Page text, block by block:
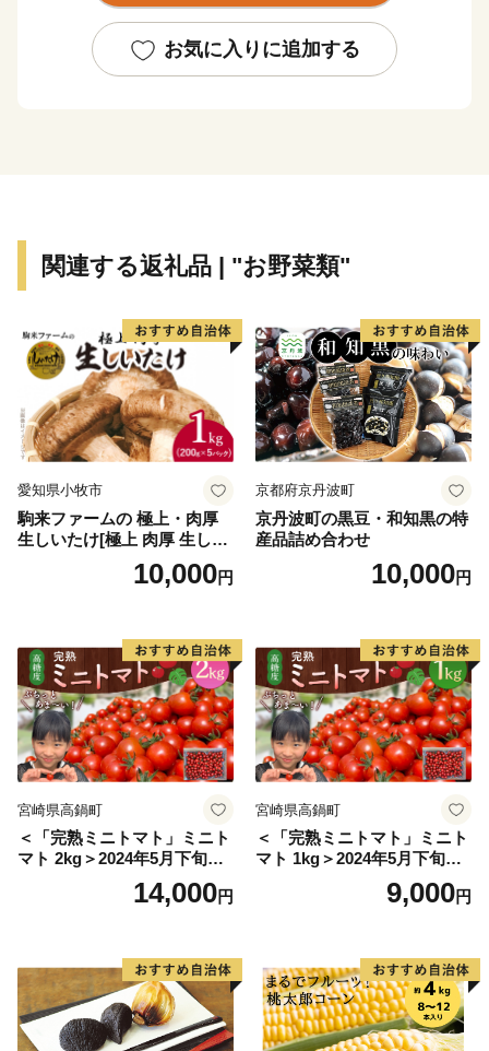
・寄附につきましては、年度内の回数制限は現在設けて
おりません。
社に委託しております。
名称：LR株式会社
TEL：0570-010-758
メール：hitachiomiya@lrinc.jp
お気に入りに追加する
関連する返礼品 | "お野菜類"
愛知県小牧市
駒来ファームの 極上・肉厚
生しいたけ[極上 肉厚 生しい
たけ 生シイタケ 生椎茸 安心
安全 国産 採れたて 新鮮 きの
10,000円
京都府京丹波町
京丹波町の黒豆・和知黒の特
産品詰め合わせ
10,000円
宮崎県高鍋町
＜「完熟ミニトマト」ミニト
マト 2kg＞2024年5月下旬迄
に順次出荷 野菜ソムリエサ
ミット アルル・リリカ共に
県 高鍋町産 産地直送 有機肥
料使用 高糖度 西森農園
14,000円
宮崎県高鍋町
＜「完熟ミニトマト」ミニト
マト 1kg＞2024年5月下旬迄
に順次出荷 野菜ソムリエサ
ミット アルル・リリカ共に
県 高鍋町産 産地直送 有機肥
料使用 高糖度 西森農園
9,000円